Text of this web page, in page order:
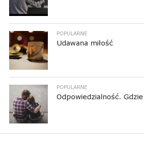
POPULARNE
Udawana miłość
POPULARNE
Odpowiedzialność.